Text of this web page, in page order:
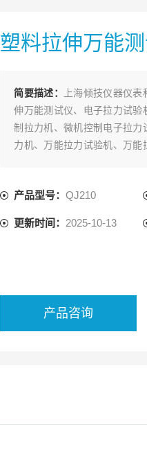
塑料拉伸万能
简要描述：
上海倾技仪器仪
伸万能测试仪、电子拉力试
制拉力机、微机控制电子拉力
力机、万能拉力试验机、万
等；质量保证，洽谈。
产品型号：QJ210
更新时间： 2025-10-13
产品咨询